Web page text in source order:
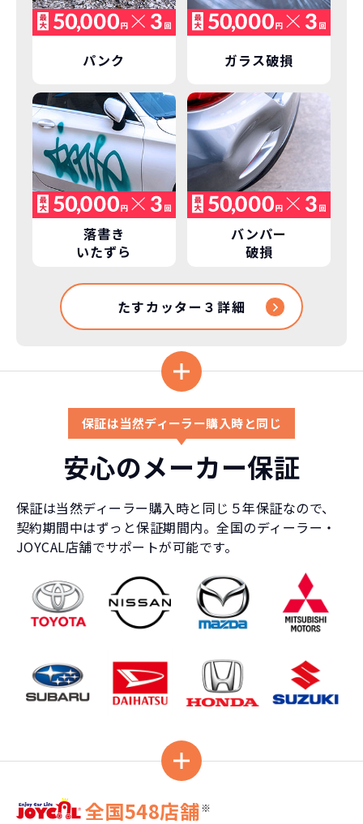
して乗るか、購入するかなどを選べます。
ず返却していただくことを前提とするこ
新型の新車に 定期的に乗換
車はだいたい３年くらいで飽きると言わ
れています。
もちろん、その人によりますが、最新型
車に常に乗り続けられるのは気持ちよ
く、人にも自慢できます！
パンク ガラス破損
落書き
いたずら
バンパー
破損
たすカッター３詳細
保証は当然ディーラー購入時と同じ
安心のメーカー保証
保証は当然ディーラー購入時と同じ５年保証なので、
契約期間中はずっと保証期間内。全国のディーラー・
JOYCAL店舗でサポートが可能です。
全国548店舗※